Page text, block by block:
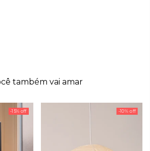
também vai amar
-15% off -10% off